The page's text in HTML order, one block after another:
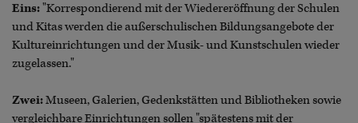
Eins:"Korrespondierend mit der Wiedereröffnung der Schulen
und Kitas werden die außerschulischen Bildungsangebote der
Kultureinrichtungen und der Musik- und Kunstschulen wieder
zugelassen."
Zwei:Museen, Galerien, Gedenkstätten und Bibliotheken sowie
vergleichbare Einrichtungen sollen "spätestens mit der